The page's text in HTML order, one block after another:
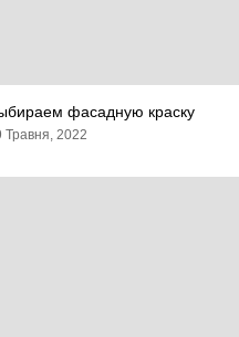
фасадную краску
Травня, 2022